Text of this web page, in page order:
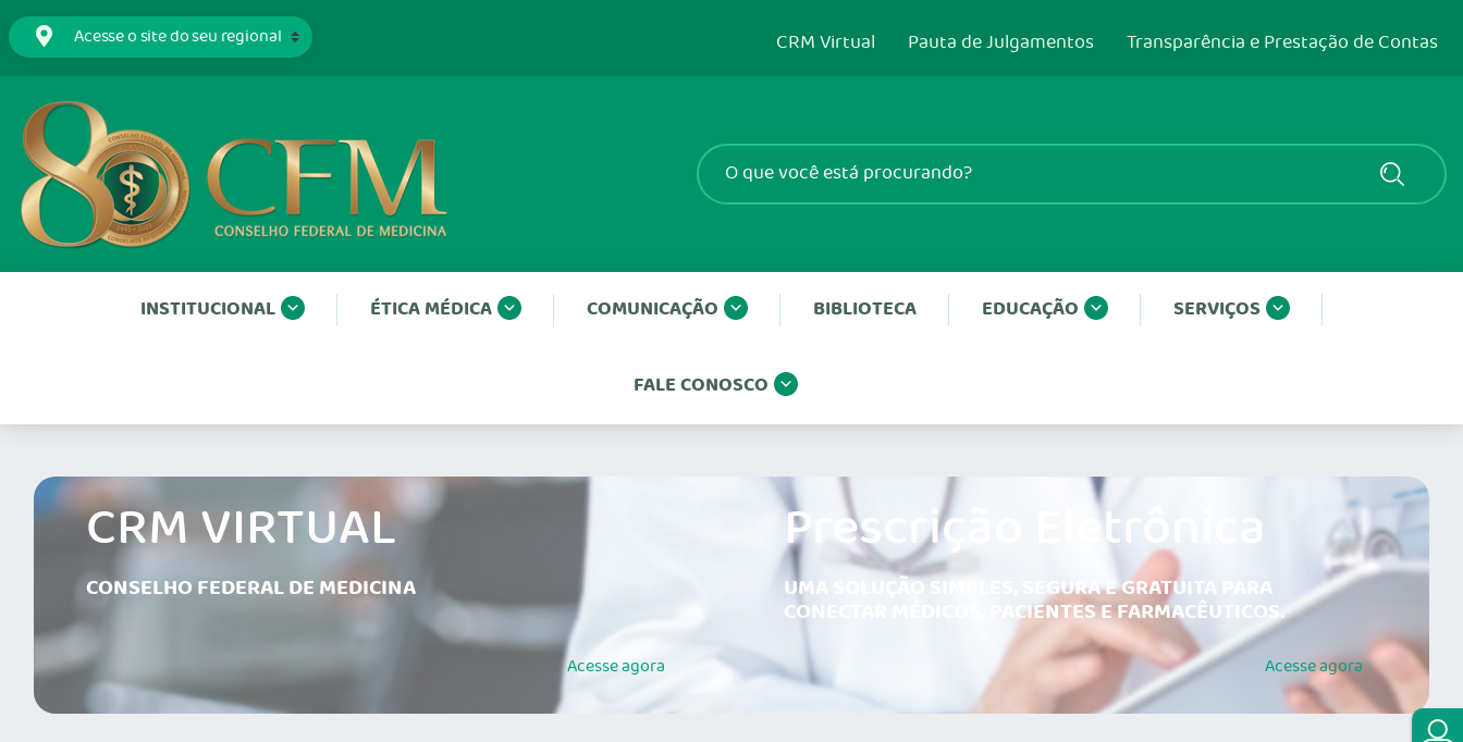
CRM Virtual Pauta de Julgamentos Transparência e Prestação de Contas
INSTITUCIONAL ÉTICA MÉDICA COMUNICAÇÃO BIBLIOTECA EDUCAÇÃO SERVIÇOS
FALE CONOSCO
CRM VIRTUAL
CONSELHO FEDERAL DE MEDICINA
Acesseagora
Prescrição Eletrônica
UMA SOLUÇÃO SIMPLES, SEGURA E GRATUITA PARA
CONECTAR MÉDICOS, PACIENTES E FARMACÊUTICOS.
Acesseagora